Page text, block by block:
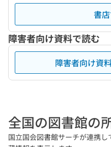
書
障害者向け資料で読む
障害者向け資
全国の図書館の
国立国会図書館サーチが連携